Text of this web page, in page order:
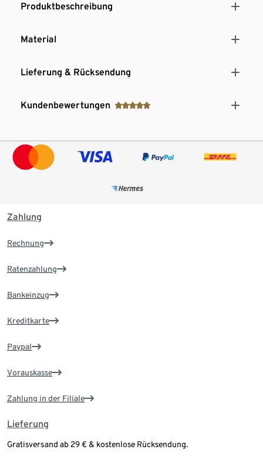
Produktbeschreibung
Material
Lieferung & Rücksendung
Kundenbewertungen
Zahlung
Rechnung
Ratenzahlung
Bankeinzug
Kreditkarte
Paypal
Vorauskasse
Zahlung in der Filiale
Lieferung
Gratisversand ab 29 € & kostenlose Rücksendung.